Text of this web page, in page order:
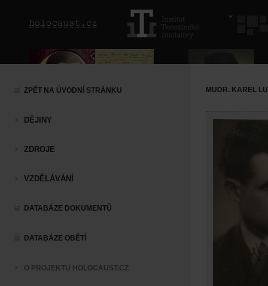
ZPĚT NA ÚVODNÍ STRÁNKU
DĚJINY
ZDROJE
VZDĚLÁVÁNÍ
DATABÁZE DOKUMENTŮ
DATABÁZE OBĚTÍ
O PROJEKTU HOLOCAUST.CZ
MUDR. KAREL